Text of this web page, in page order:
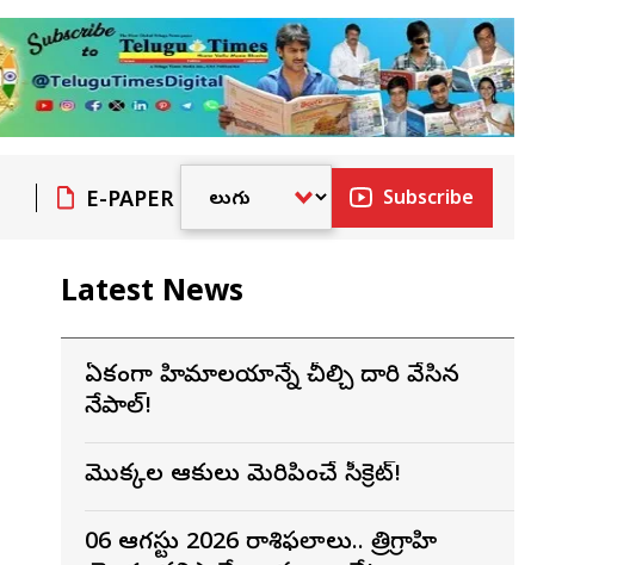
E-PAPER Subscribe
Latest News
ఏకంగా హిమాలయాన్నే చీల్చి దారి వేసిన
నేపాల్!
మొక్కల ఆకులు మెరిపించే సీక్రెట్!
06 ఆగస్టు 2026 రాశిఫలాలు.. త్రిగ్రాహి